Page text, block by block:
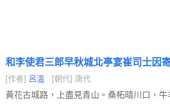
和李使君三郎早秋城北亭宴崔司士因
[作者] 呂溫 [朝代] 唐代
黃花古城路，上盡見青山。桑柘晴川口，